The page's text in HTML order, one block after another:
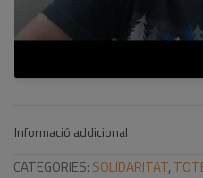
Informació addicional
CATEGORIES: SOLIDARITAT,